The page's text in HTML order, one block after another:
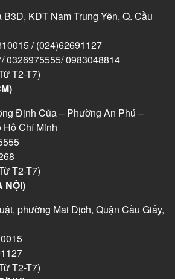
B3D, KĐT Nam Trung Yên, Q. Cầu
/ (024)62691127
0326975555/ 0983048814
T2-T7)
Định Của – Phường An Phú –
Hồ Chí Minh
T2-T7)
NỘI)
phường Mai Dịch, Quận Cầu Giấy,
T2-T7)